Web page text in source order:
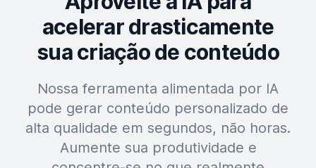
acelerar drasticamente
sua criação de conteúdo
Nossa ferramenta alimentada por IA
pode gerar conteúdo personalizado de
alta qualidade em segundos, não horas.
Aumente sua produtividade e